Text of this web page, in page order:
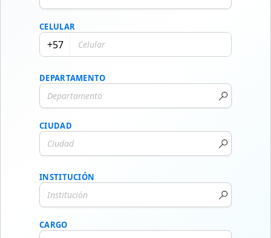
CELULAR
+57
DEPARTAMENTO
CIUDAD
INSTITUCIÓN
CARGO